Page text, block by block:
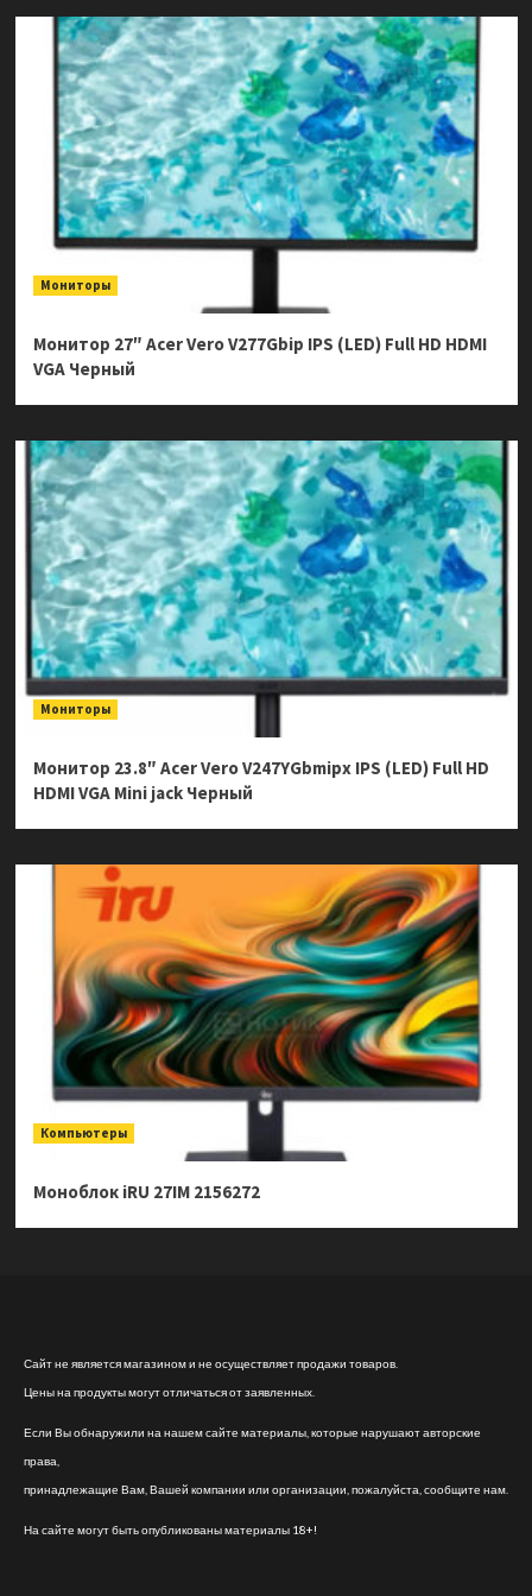
Мониторы
Монитор 27″ Acer Vero V277Gbip IPS (LED) Full HD HDMI
VGA Черный
Мониторы
Монитор 23.8″ Acer Vero V247YGbmipx IPS (LED) Full HD
HDMI VGA Mini jack Черный
Компьютеры
Моноблок iRU 27IM 2156272
Сайт не является магазином и не осуществляет продажи товаров.
Цены на продукты могут отличаться от заявленных.
Если Вы обнаружили на нашем сайте материалы, которые нарушают авторские
права,
принадлежащие Вам, Вашей компании или организации, пожалуйста, сообщите нам.
На сайте могут быть опубликованы материалы 18+!